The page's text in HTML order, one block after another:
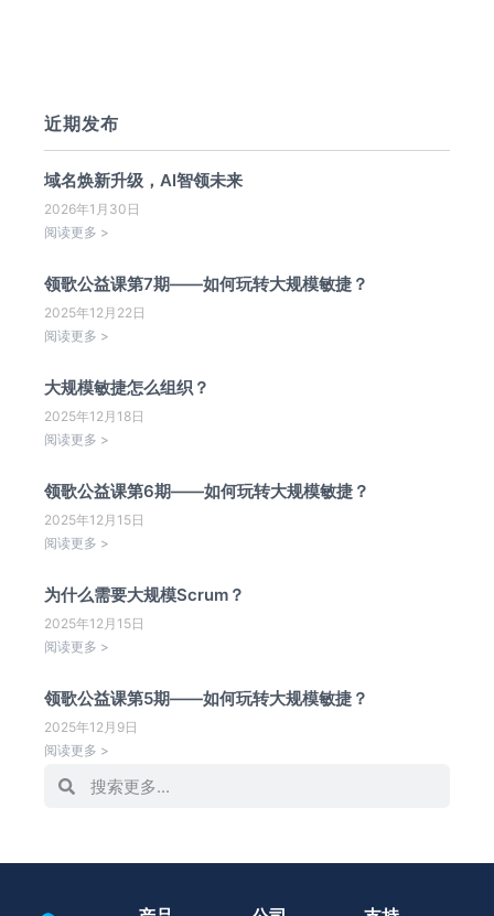
近期发布
域名焕新升级，AI智领未来
2026年1月30日
阅读更多 >
领歌公益课第7期——如何玩转大规模敏捷？
2025年12月22日
阅读更多 >
大规模敏捷怎么组织？
2025年12月18日
阅读更多 >
领歌公益课第6期——如何玩转大规模敏捷？
2025年12月15日
阅读更多 >
为什么需要大规模Scrum？
2025年12月15日
阅读更多 >
领歌公益课第5期——如何玩转大规模敏捷？
2025年12月9日
阅读更多 >